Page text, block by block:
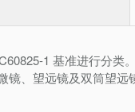
1 基准进行分类。
、望远镜及双筒望